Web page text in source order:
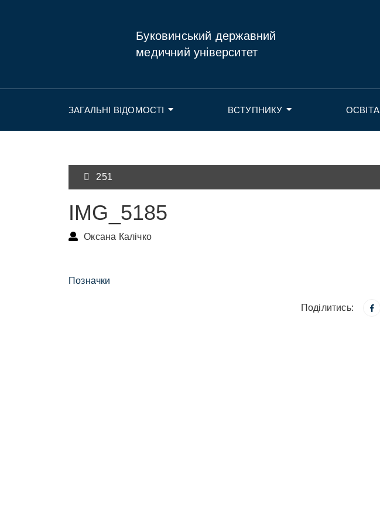
Буковинський державний
медичний університет
ЗАГАЛЬНІ ВІДОМОСТІ ВСТУПНИКУ ОСВІТА
251
IMG_5185
Оксана Калічко
Позначки
Поділитись: